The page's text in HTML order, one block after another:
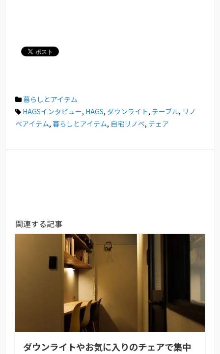
暮らしとアイテム
HAGSインタビュー, HAGS, ダウンライト, テーブル, リノ
ベアイテム, 暮らしとアイテム, 自宅リノベ, チェア
関連する記事
ダウンライトやお気に入りのチェアで集中